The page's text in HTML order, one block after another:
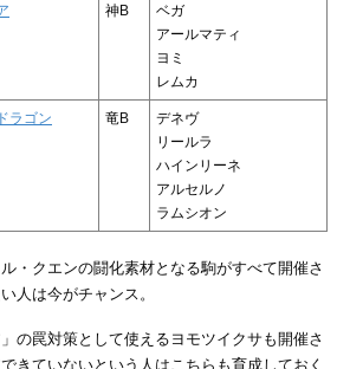
神B
ベガ
アールマティ
ヨミ
レムカ
ラゴン 竜B
デネヴ
リールラ
ハインリーネ
アルセルノ
ラムシオン
・クエンの闘化素材となる駒がすべて開催さ
人は今がチャンス。
の罠対策として使えるヨモツイクサも開催さ
きていないという人はこちらも育成しておく